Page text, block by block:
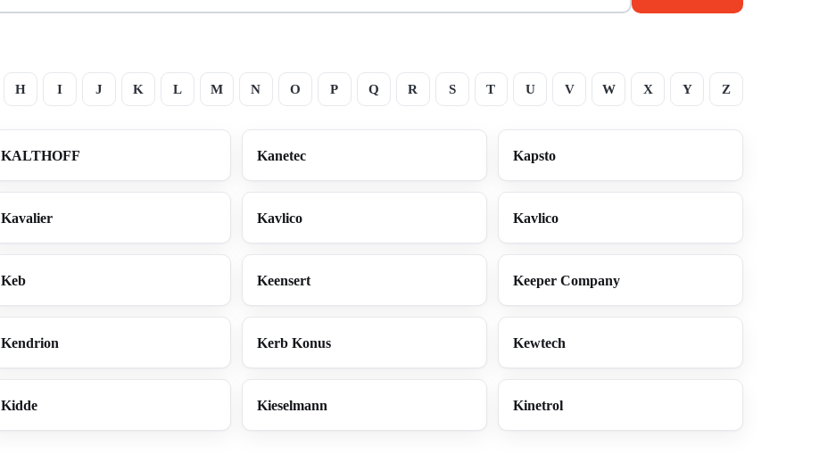
H I J K L M N O P Q R S T U V W X Y Z
KALTHOFF Kanetec Kapsto
Kavalier Kavlico Kavlico
Keb Keensert Keeper Company
Kendrion Kerb Konus Kewtech
Kidde Kieselmann Kinetrol